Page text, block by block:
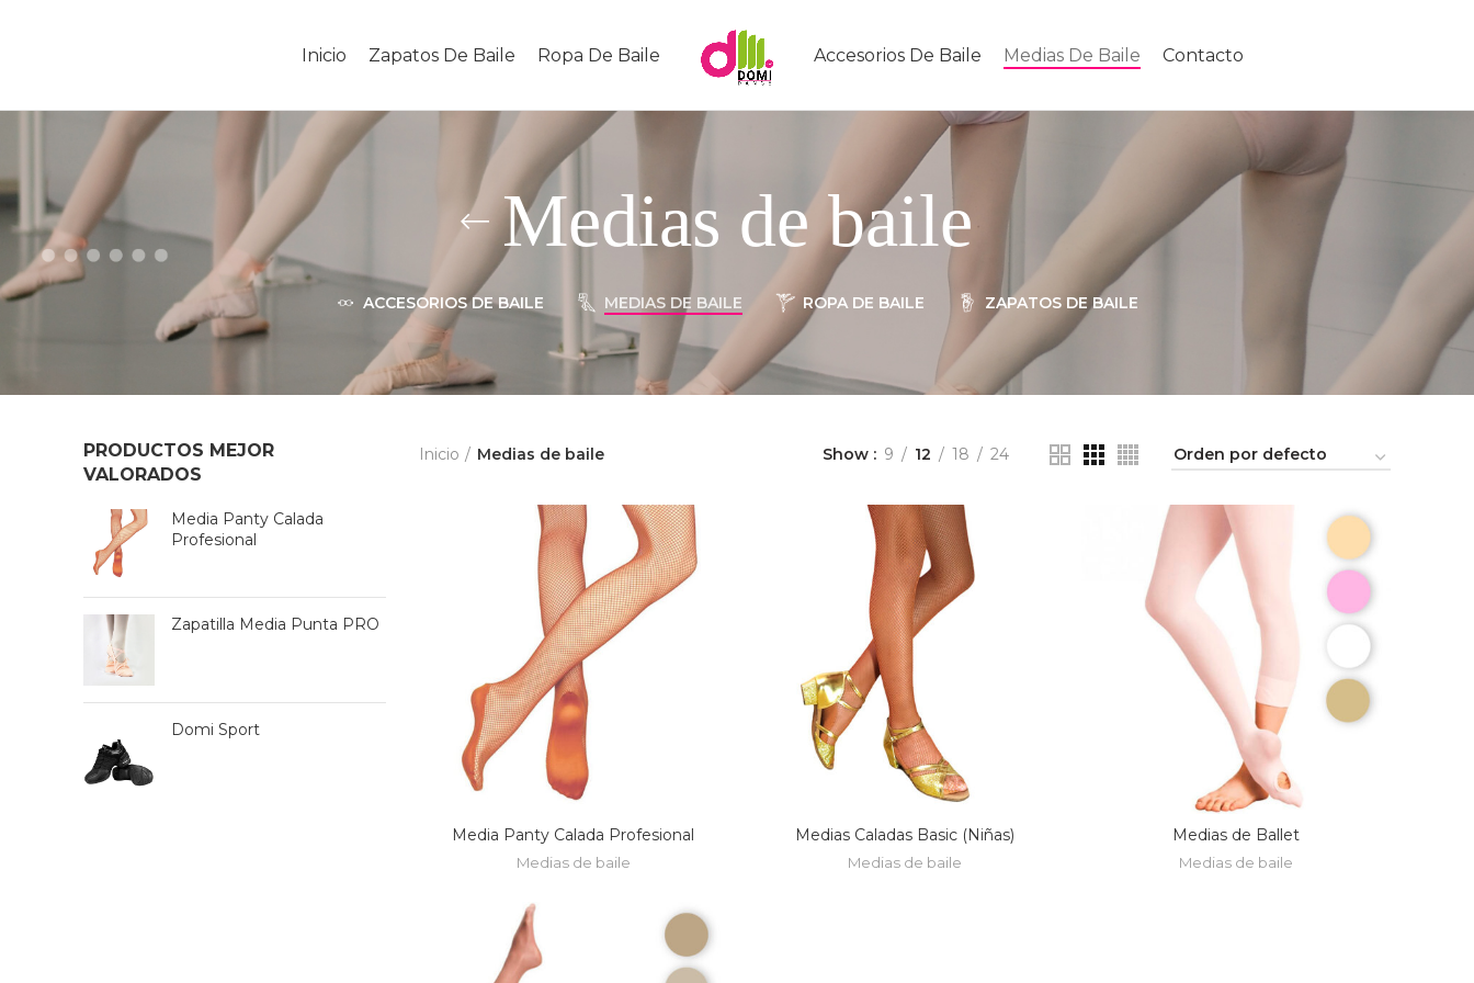
Inicio Zapatos De Baile Ropa De Baile Accesorios De Baile Medias De Baile Contacto
Medias de baile
ACCESORIOS DE BAILE MEDIAS DE BAILE ROPA DE BAILE ZAPATOS DE BAILE
PRODUCTOS MEJOR
VALORADOS
Media Panty Calada
Profesional
Zapatilla Media Punta PRO
Domi Sport
Inicio Medias de baile Show 9 12 18 24
Media Panty Calada Profesional
Medias de baile
Medias Caladas Basic (Niñas)
Medias de baile
Medias de Ballet
Medias de baile